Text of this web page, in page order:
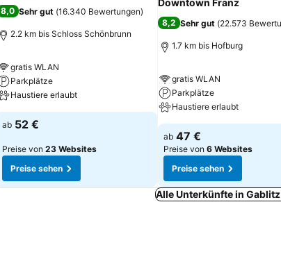
8,0 Sehr gut (16.340 Bewertungen)
2.2 km bis Schloss Schönbrunn
gratis WLAN
Parkplätze
Haustiere erlaubt
ab 52 €
Preise von 23 Websites
Preise sehen
Downtown Franz
8,2 Sehr gut (22.573
1.7 km bis Hofburg
gratis WLAN
Parkplätze
Haustiere erlaubt
ab 47 €
Preise von 6 Websites
Preise sehen
Alle Unterkünfte in